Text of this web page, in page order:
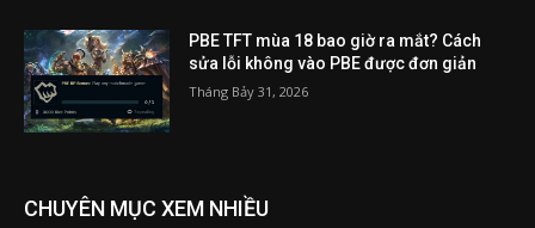
PBE TFT mùa 18 bao giờ ra mắt? Cách
sửa lỗi không vào PBE được đơn giản
Tháng Bảy 31, 2026
CHUYÊN MỤC XEM NHIỀU